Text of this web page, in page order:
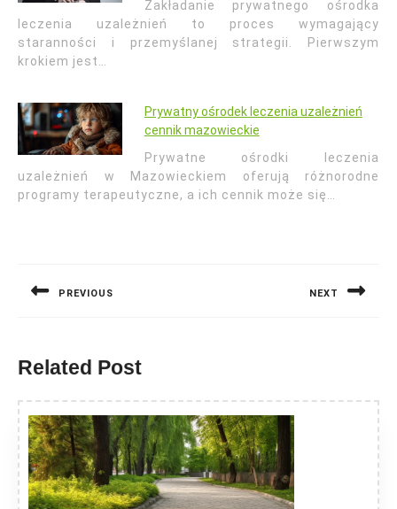
Zakładanie prywatnego ośrodka
leczenia uzależnień to proces wymagający
staranności i przemyślanej strategii. Pierwszym
krokiem jest…
Prywatny ośrodek leczenia uzależnień
cennik mazowieckie
Prywatne ośrodki leczenia
uzależnień w Mazowieckiem oferują różnorodne
programy terapeutyczne, a ich cennik może się…
PREVIOUS NEXT
Related Post